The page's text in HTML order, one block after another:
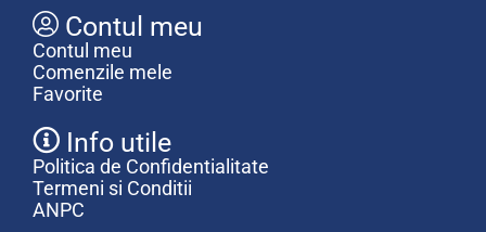
Contul meu
Contul meu
Comenzile mele
Favorite
Info utile
Politica de Confidentialitate
Termeni si Conditii
ANPC